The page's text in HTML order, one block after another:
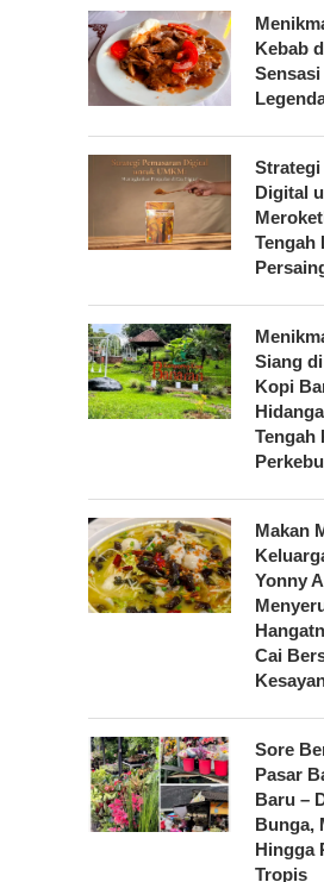
Kebab
Strategi
Digital
Tengah
Siang
Kopi
Tengah
Makan
Yonny
Cai
Sore
Pasar
Baru –
Bunga,
Hingga
Tropis